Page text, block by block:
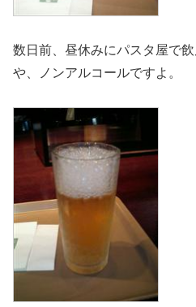
数日前、昼休みにパスタ屋で飲
や、ノンアルコールですよ。